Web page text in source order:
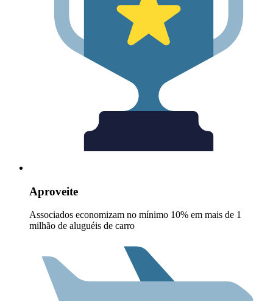
Aproveite
Associados economizam no mínimo 10% em mais de 1
milhão de aluguéis de carro